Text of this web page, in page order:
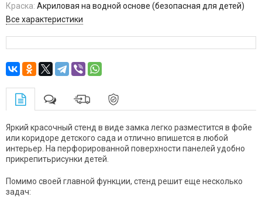
Краска: Акриловая на водной основе (безопасная для детей)
Все характеристики
Яркий красочный стенд в виде замка легко разместится в фойе
или коридоре детского сада и отлично впишется в любой
интерьер. На перфорированной поверхности панелей удобно
прикрепитьрисунки детей.
Помимо своей главной функции, стенд решит еще несколько
задач: